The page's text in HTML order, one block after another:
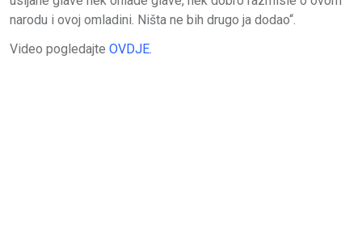
narodu i ovoj omladini. Ništa ne bih drugo ja dodao“.
Video pogledajte OVDJE.